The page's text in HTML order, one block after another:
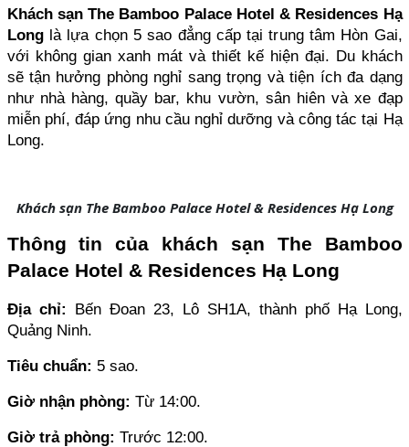
Khách sạn The Bamboo Palace Hotel & Residences Hạ
Long là lựa chọn 5 sao đẳng cấp tại trung tâm Hòn Gai,
với không gian xanh mát và thiết kế hiện đại. Du khách
sẽ tận hưởng phòng nghỉ sang trọng và tiện ích đa dạng
như nhà hàng, quầy bar, khu vườn, sân hiên và xe đạp
miễn phí, đáp ứng nhu cầu nghỉ dưỡng và công tác tại Hạ
Long.
Khách sạn The Bamboo Palace Hotel & Residences Hạ Long
Thông tin của khách sạn The Bamboo
Palace Hotel & Residences Hạ Long
Địa chỉ: Bến Đoan 23, Lô SH1A, thành phố Hạ Long,
Quảng Ninh.
Tiêu chuẩn: 5 sao.
Giờ nhận phòng: Từ 14:00.
Giờ trả phòng: Trước 12:00.